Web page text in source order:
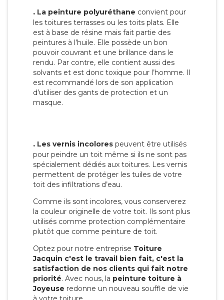
. La peinture polyuréthane convient pour
les toitures terrasses ou les toits plats. Elle
est à base de résine mais fait partie des
peintures à l’huile. Elle possède un bon
pouvoir couvrant et une brillance dans le
rendu. Par contre, elle contient aussi des
solvants et est donc toxique pour l’homme. Il
est recommandé lors de son application
d’utiliser des gants de protection et un
masque.
. Les vernis incolores peuvent être utilisés
pour peindre un toit même si ils ne sont pas
spécialement dédiés aux toitures. Les vernis
permettent de protéger les tuiles de votre
toit des infiltrations d’eau.
Comme ils sont incolores, vous conserverez
la couleur originelle de votre toit. Ils sont plus
utilisés comme protection complémentaire
plutôt que comme peinture de toit.
Optez pour notre entreprise Toiture
Jacquin c'est le travail bien fait, c'est la
satisfaction de nos clients qui fait notre
priorité. Avec nous, la peinture toiture à
Joyeuse redonne un nouveau souffle de vie